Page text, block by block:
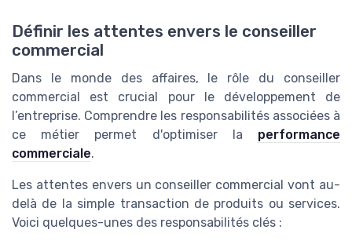
Définir les attentes envers le conseiller
commercial
Dans le monde des affaires, le rôle du conseiller
commercial est crucial pour le développement de
l’entreprise. Comprendre les responsabilités associées à
ce métier permet d'optimiser la performance
commerciale.
Les attentes envers un conseiller commercial vont au-
delà de la simple transaction de produits ou services.
Voici quelques-unes des responsabilités clés :